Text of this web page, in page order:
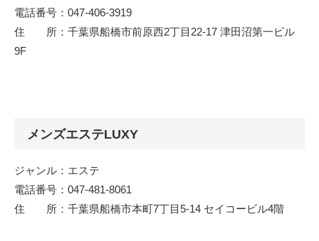
電話番号：047-406-3919
住 所：千葉県船橋市前原西2丁目22-17 津田沼第一ビル
9F
メンズエステLUXY
ジャンル：エステ
電話番号：047-481-8061
住 所：千葉県船橋市本町7丁目5-14 セイコービル4階